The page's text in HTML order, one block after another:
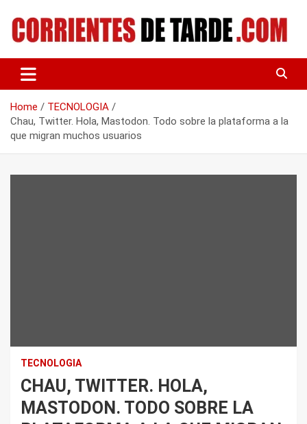
content
CORRIENTES DE TARDE
Home
TECNOLOGIA
Chau, Twitter. Hola, Mastodon. Todo sobre la plataforma a la
que migran muchos usuarios
TECNOLOGIA
CHAU, TWITTER. HOLA,
MASTODON. TODO SOBRE LA